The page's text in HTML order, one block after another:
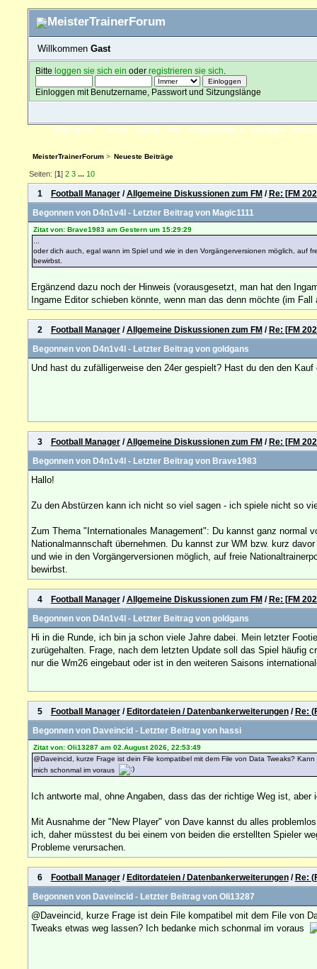
Willkommen Gast
Bitteloggen sie sich ein oderregistrieren sie sich
Einloggen mit Benutzername, Passwort und Sitzungslänge
ÜBERSICHT HILFE SUCHE FAQ FORENREGELN SPENDEN
MeisterTrainerForum> Neueste Beiträge
Seiten: [1]2 3 ...10
1 Football Manager/Allgemeine Diskussionen zum FM/Re: [FM
Begonnen vonD4n1v4l - Letzter Beitrag vonMagic1111
Zitat von: Brave1983 amGestern um 15:29:29
oder dich auch, egal wann im Spiel und wie in den Vorgängerversionen möglich, auf
bewirbst.
Ergänzend dazu noch der Hinweis (vorausgesetzt, man hat den
Ingame Editor schieben könnte, wenn man das denn möchte (im Fall
2 Football Manager/Allgemeine Diskussionen zum FM/Re: [FM
Begonnen vonD4n1v4l - Letzter Beitrag vongoldgans
Und hast du zufälligerweise den 24er gespielt? Hast du den den
3 Football Manager/Allgemeine Diskussionen zum FM/Re: [FM
Begonnen vonD4n1v4l - Letzter Beitrag vonBrave1983
Hallo!
Zu den Abstürzen kann ich nicht so viel sagen - ich spiele nicht so
Zum Thema "Internationales Management": Du kannst ganz normal
Nationalmannschaft übernehmen. Du kannst zur WM bzw. kurz
und wie in den Vorgängerversionen möglich, auf freie
bewirbst.
4 Football Manager/Allgemeine Diskussionen zum FM/Re: [FM
Begonnen vonD4n1v4l - Letzter Beitrag vongoldgans
Hi in die Runde, ich bin ja schon viele Jahre dabei. Mein letzter
zurügehalten. Frage, nach dem letzten Update soll das Spiel häufig
nur die Wm26 eingebaut oder ist in den weiteren Saisons
5 Football Manager/Editordateien / Datenbankerweiterungen/Re:
Begonnen vonDaveincid - Letzter Beitrag von hassi
Zitat von: Oli13287 am 02.August 2026, 22:53:49
@Daveincid, kurze Frage ist dein File kompatibel mit dem File von Data Tweaks?
mich schonmal im voraus
Ich antworte mal, ohne Angaben, dass das der richtige Weg ist,
Mit Ausnahme der "New Player" von Dave kannst du alles
ich, daher müsstest du bei einem von beiden die erstellten Spieler
Probleme verursachen.
6 Football Manager/Editordateien / Datenbankerweiterungen/Re:
Begonnen vonDaveincid - Letzter Beitrag vonOli13287
@Daveincid, kurze Frage ist dein File kompatibel mit dem File von
Tweaks etwas weg lassen? Ich bedanke mich schonmal im voraus